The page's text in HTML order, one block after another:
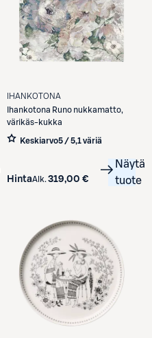
IHANKOTONA
Ihankotona Runo nukkamatto,
värikäs-kukka
Keskiarvo5 / 5,1 väriä
HintaAlk. 319,00 €
Näytä
tuote